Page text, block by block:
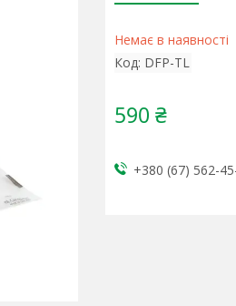
Немає в наявності
Код: DFP-TL
590 ₴
+380 (67) 562-